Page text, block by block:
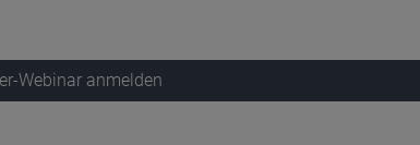
Webinar anmelden